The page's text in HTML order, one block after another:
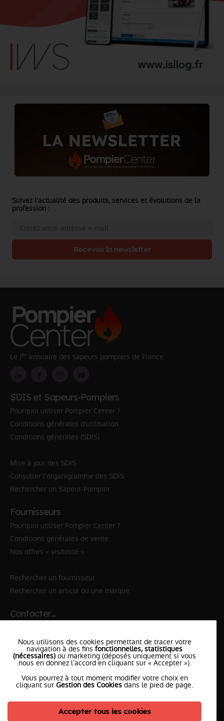
Suivez l'actualité des produits, services et évolutions de la
profession :
Recevoir la newsletter
Le 1er annuaire des sapeurs pompiers de France.
SDIS et Sapeurs-Pompiers
Pourquoi utiliser Pompier Center ?
Conditions générales d'utilisation
Conditions générales (SDIS)
Mise à jour des SDIS
Consulter l'organigramme des SDIS
Rechercher un Sapeur-Pompier
Fournisseurs
Pourquoi utiliser Pompier Center ?
Conditions générales de vente
Nos offres « visibilité »
Rechercher un fournisseur
Rechercher un article ou une marque
Contacter…
✆ 18№National Sapeurs-Pompiers
le SDISle plus proche
l'équipePompierCenter
Nous utilisons des cookies permettant de tracer votre
navigation à des fins fonctionnelles, statistiques
(nécessaires) ou marketing (déposés uniquement si vous
nous en donnez l’accord en cliquant sur « Accepter »).
Vous pourrez à tout moment modifier votre choix en
cliquant sur Gestion des Cookies dans le pied de page.
Accepter tous les cookies